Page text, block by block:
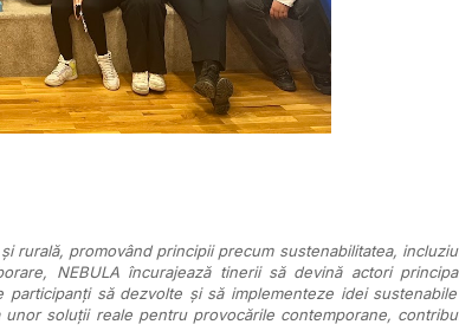
rurală, promovând principii precum sustenabilitatea,
NEBULA încurajează tinerii să devină actori
să dezvolte și să implementeze idei
soluții reale pentru provocările contemporane,